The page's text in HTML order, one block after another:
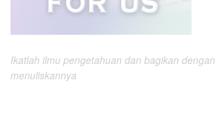
Ikatlah ilmu pengetahuan dan bagikan dengan
menuliskannya